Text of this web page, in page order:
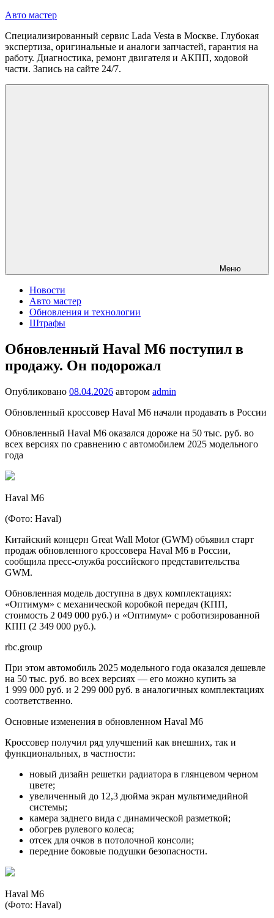
Перейти
содержимому
Авто мастер
Специализированный сервис Lada Vesta в Москве. Глубокая
экспертиза, оригинальные и аналоги запчастей, гарантия на
работу. Диагностика, ремонт двигателя и АКПП, ходовой
части. Запись на сайте 24/7.
Меню
Новости
Авто мастер
Обновления и технологии
Штрафы
Обновленный Haval M6 поступил в
продажу. Он подорожал
Опубликовано 08.04.2026 автором admin
Обновленный кроссовер Haval M6 начали продавать в России
Обновленный Haval M6 оказался дороже на 50 тыс. руб. во
всех версиях по сравнению с автомобилем 2025 модельного
года
Haval M6
(Фото: Haval)
Китайский концерн Great Wall Motor (GWM) объявил старт
продаж обновленного кроссовера Haval M6 в России,
сообщила пресс-служба российского представительства
GWM.
Обновленная модель доступна в двух комплектациях:
«Оптимум» с механической коробкой передач (КПП,
стоимость 2 049 000 руб.) и «Оптимум» с роботизированной
КПП (2 349 000 руб.).
rbc.group
При этом автомобиль 2025 модельного года оказался дешевле
на 50 тыс. руб. во всех версиях — его можно купить за
1 999 000 руб. и 2 299 000 руб. в аналогичных комплектациях
соответственно.
Основные изменения в обновленном Haval M6
Кроссовер получил ряд улучшений как внешних, так и
функциональных, в частности:
новый дизайн решетки радиатора в глянцевом черном
цвете;
увеличенный до 12,3 дюйма экран мультимедийной
системы;
камера заднего вида с динамической разметкой;
обогрев рулевого колеса;
отсек для очков в потолочной консоли;
передние боковые подушки безопасности.
Haval M6
(Фото: Haval)